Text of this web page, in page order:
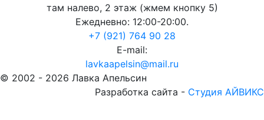
там налево, 2 этаж (жмем кнопку 5)
Ежедневно: 12:00-20:00.
+7 (921) 764 90 28
E-mail:
lavkaapelsin@mail.ru
© 2002 - 2026 Лавка Апельсин
Разработка сайта - Студия АЙВИКС